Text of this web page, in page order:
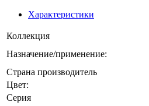
Характеристики
Коллекция
Назначение/применение:
Страна производитель
Цвет:
Серия